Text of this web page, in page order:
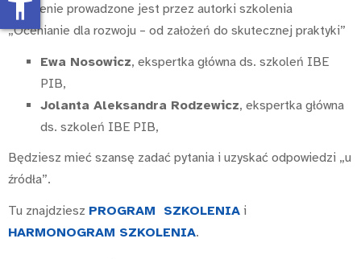
Szkolenie prowadzone jest przez autorki szkolenia
„Ocenianie dla rozwoju – od założeń do skutecznej praktyki”
Ewa Nosowicz, ekspertka główna ds. szkoleń IBE
PIB,
Jolanta Aleksandra Rodzewicz, ekspertka główna
ds. szkoleń IBE PIB,
Będziesz mieć szansę zadać pytania i uzyskać odpowiedzi „u
źródła”.
Tu znajdziesz PROGRAM SZKOLENIA i
HARMONOGRAM SZKOLENIA.
accessibility_new